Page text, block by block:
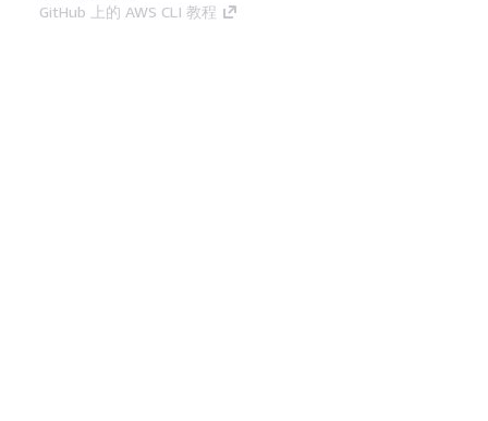
GitHub 上的 AWS CLI 教程